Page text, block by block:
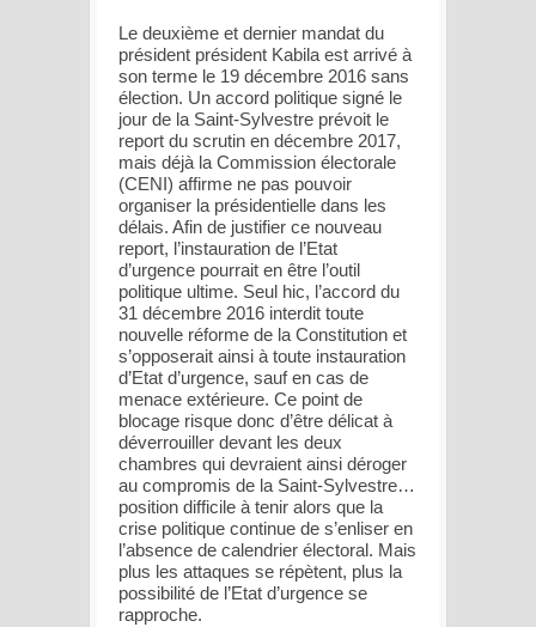
Le deuxième et dernier mandat du
président président Kabila est arrivé à
son terme le 19 décembre 2016 sans
élection. Un accord politique signé le
jour de la Saint-Sylvestre prévoit le
report du scrutin en décembre 2017,
mais déjà la Commission électorale
(CENI) affirme ne pas pouvoir
organiser la présidentielle dans les
délais. Afin de justifier ce nouveau
report, l’instauration de l’Etat
d’urgence pourrait en être l’outil
politique ultime. Seul hic, l’accord du
31 décembre 2016 interdit toute
nouvelle réforme de la Constitution et
s’opposerait ainsi à toute instauration
d’Etat d’urgence, sauf en cas de
menace extérieure. Ce point de
blocage risque donc d’être délicat à
déverrouiller devant les deux
chambres qui devraient ainsi déroger
au compromis de la Saint-Sylvestre…
position difficile à tenir alors que la
crise politique continue de s’enliser en
l’absence de calendrier électoral. Mais
plus les attaques se répètent, plus la
possibilité de l’Etat d’urgence se
rapproche.